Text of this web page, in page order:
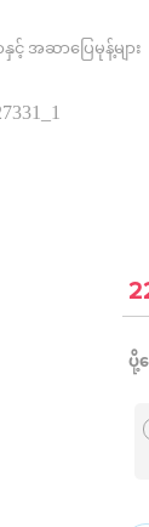
င့် အဆာပြေမုန့်များ
ပို့